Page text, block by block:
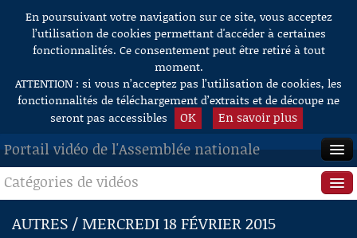
Aller au contenu
En poursuivant votre navigation sur ce site, vous acceptez
l’utilisation de cookies permettant d'accéder à certaines
fonctionnalités. Ce consentement peut être retiré à tout
moment.
ATTENTION : si vous n’acceptez pas l’utilisation de cookies, les
fonctionnalités de téléchargement d’extraits et de découpe ne
seront pas accessibles
OK En savoir plus
Portail vidéo de l'Assemblée nationale
ACCUEIL
EN DIRECT
Catégories de vidéos
Séance publique
AUTRES / MERCREDI 18 FÉVRIER 2015